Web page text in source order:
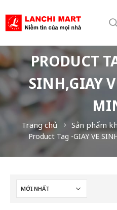
PRODUCT
SINH,GIAY
Trang chủ Sản phẩm
Product Tag -GIAY VE